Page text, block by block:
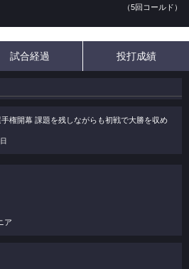
（5回コールド）
試合経過 投打成績
権開幕 課題を残しながらも初戦で大勝を収め
ア